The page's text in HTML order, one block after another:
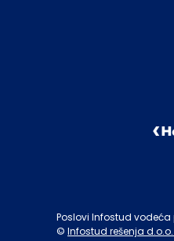
Poslovi Infostud
© Infostud rešenja